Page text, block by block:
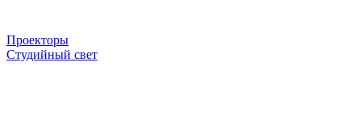
Проекторы
Студийный свет